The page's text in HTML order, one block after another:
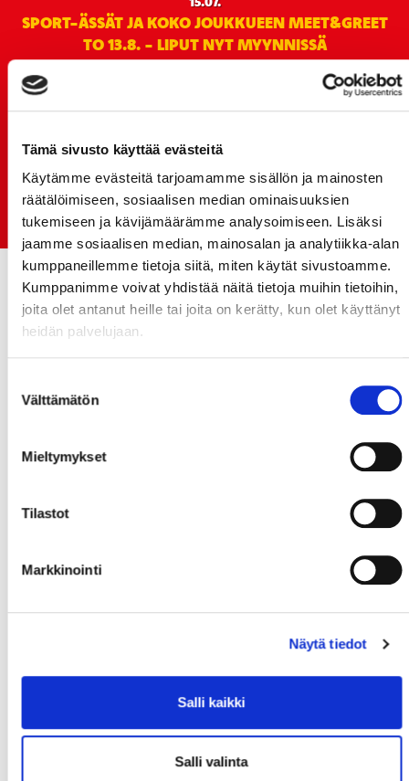
Tämä sivusto käyttää evästeitä
Käytämme evästeitä tarjoamamme sisällön ja mainosten
räätälöimiseen, sosiaalisen median ominaisuuksien
tukemiseen ja kävijämäärämme analysoimiseen. Lisäksi
jaamme sosiaalisen median, mainosalan ja analytiikka-alan
kumppaneillemme tietoja siitä, miten käytät sivustoamme.
Kumppanimme voivat yhdistää näitä tietoja muihin tietoihin,
joita olet antanut heille tai joita on kerätty, kun olet käyttänyt
heidän palvelujaan.
valinta
Välttämätön
Mieltymykset
Tilastot
Markkinointi
Näytä tiedot
Salli kaikki
Salli valinta
SPORT-ÄSSÄT JA KOKO JOUKKUEEN MEET&GREET
TO 13.8. - LIPUT NYT MYYNNISSÄ
Rinta-Joupin Autoliike jatkaa Sportin
monikymmenvuotiselle yhteistyölle
06.07.
Early Bird-lippupaketit nyt myynnissä! - näe
Jokerit-matsi ja useat muut